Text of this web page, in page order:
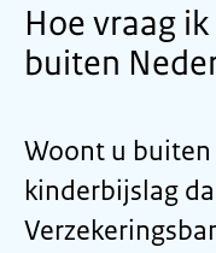
Hoe vraag
buiten
Woont u buiten
kinderbijslag